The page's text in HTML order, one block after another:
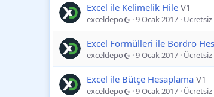
Excel ile Kelimelik Hile V1
exceldepo 9 Ocak 2017 Ücretsiz
Excel Formülleri ile Bordro
exceldepo 9 Ocak 2017 Ücretsiz
Excel ile Bütçe Hesaplama V1
exceldepo 9 Ocak 2017 Ücretsiz